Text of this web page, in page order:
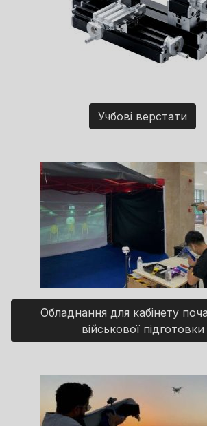
Учбові верстати
Обладнання для кабінету
військової підготовки